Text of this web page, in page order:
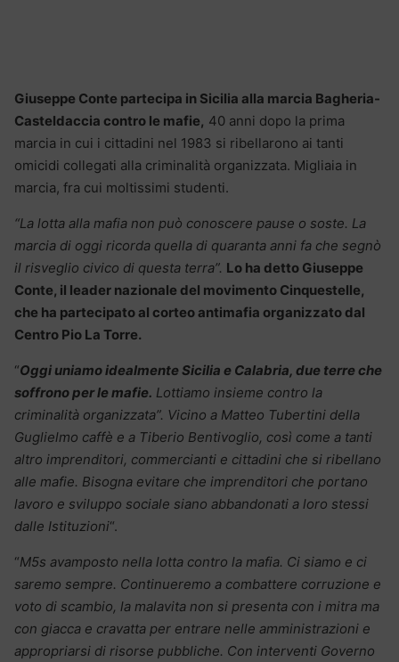
Giuseppe Conte partecipa in Sicilia alla marcia Bagheria-
Casteldaccia contro le mafie, 40 anni dopo la prima
marcia in cui i cittadini nel 1983 si ribellarono ai tanti
omicidi collegati alla criminalità organizzata. Migliaia in
marcia, fra cui moltissimi studenti.
“La lotta alla mafia non può conoscere pause o soste. La
marcia di oggi ricorda quella di quaranta anni fa che segnò
il risveglio civico di questa terra”. Lo ha detto Giuseppe
Conte, il leader nazionale del movimento Cinquestelle,
che ha partecipato al corteo antimafia organizzato dal
Centro Pio La Torre.
“Oggi uniamo idealmente Sicilia e Calabria, due terre che
soffrono per le mafie. Lottiamo insieme contro la
criminalità organizzata”. Vicino a Matteo Tubertini della
Guglielmo caffè e a Tiberio Bentivoglio, così come a tanti
altro imprenditori, commercianti e cittadini che si ribellano
alle mafie. Bisogna evitare che imprenditori che portano
lavoro e sviluppo sociale siano abbandonati a loro stessi
dalle Istituzioni“.
“M5s avamposto nella lotta contro la mafia. Ci siamo e ci
saremo sempre. Continueremo a combattere corruzione e
voto di scambio, la malavita non si presenta con i mitra ma
con giacca e cravatta per entrare nelle amministrazioni e
appropriarsi di risorse pubbliche. Con interventi Governo